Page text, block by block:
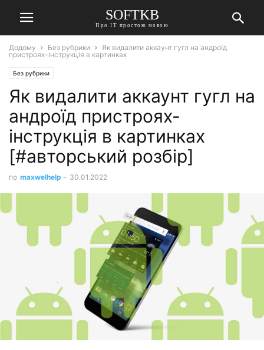
SOFTKB
Про ІТ простою мовою
Додому Без рубрики
Як видалити аккаунт гугл на андроїд
пристроях-інструкція в картинках
Без рубрики
Як видалити аккаунт гугл на
андроїд пристроях-
інструкція в картинках
[#авторський розбір]
по maxwelhelp - 30.01.2022